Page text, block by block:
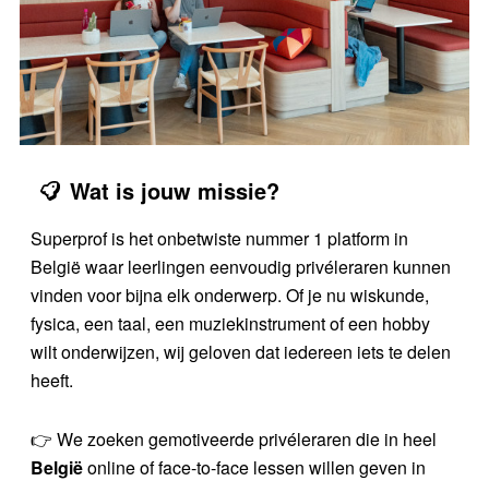
Wat is jouw missie?
Superprof is het onbetwiste nummer 1 platform in
België waar leerlingen eenvoudig privéleraren kunnen
vinden voor bijna elk onderwerp. Of je nu wiskunde,
fysica, een taal, een muziekinstrument of een hobby
wilt onderwijzen, wij geloven dat iedereen iets te delen
heeft.
👉 We zoeken gemotiveerde privéleraren die in heel
Belgiëonline of face-to-face lessen willen geven in